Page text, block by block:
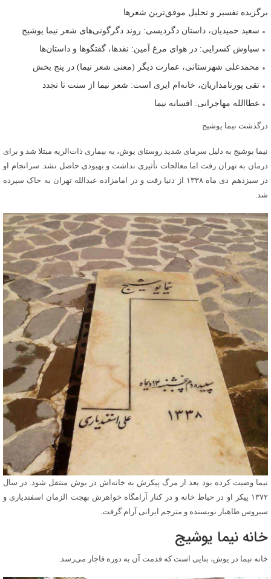
برگزیده تفسیر و تحلیل موفق‌ترین شعرها
سعید حمیدیان، داستان دگردیسی: روند دگرگونی‌های شعر نیما یوشیج
سیاوش کسرایی: در هوای مرغ آمین: نقدها، گفتگوها و داستان‌ها
محمدعلی شهرستانی، عمارت دیگر (معنی شعر نیما) در پنج بخش
تقی پورنامداریان، خانه‌ام ایری است: شعر نیما از سنت تا تجدد
عطاالله مهاجرانی: افسانه نیما
درگذشت نیما یوشیج
نیما یوشیج به دلیل سرمای شدید روستای یوش، به بیماری ذات‌الریه مبتلا شد و برای
درمان به تهران رفت اما معالجات تأثیری نداشت و بهبودی حاصل نشد. سرانجام او
در سیزدهم دی ماه ۱۳۳۸ از دنیا رفت و در امامزاده عبدالله تهران به خاک سپرده
شد.
نیما وصیت کرده بود بعد از مرگ پیکرش به خانه‌اش در یوش منتقل شود. در سال
۱۳۷۲ پیکر او در حیاط خانه و در کنار آرامگاه خواهرش بهجت الزمان اسفندیاری و
سیروس طاهباز نویسنده و مترجم ایرانی آرام گرفت.
خانه نیما یوشیج
خانه نیما در یوش، بنایی است که قدمت آن به دوره قاجار می‌رسد.